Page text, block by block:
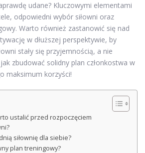
udane? Kluczowymi elementami
odpowiedni wybór siłowni oraz
Warto również zastanowić się nad
w dłuższej perspektywie, by
stały się przyjemnością, a nie
zbudować solidny plan członkostwa w
maksimum korzyści!
ustalić przed rozpoczęciem
siłownię dla siebie?
plan treningowy?